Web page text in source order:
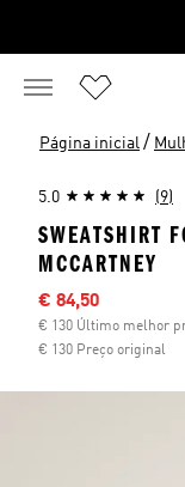
Página inicial /
5.0 (9)
SWEATSHIRT
MCCARTNEY
Preço com
€ 84,50
€ 130 Último melhor
€ 130 Preço original